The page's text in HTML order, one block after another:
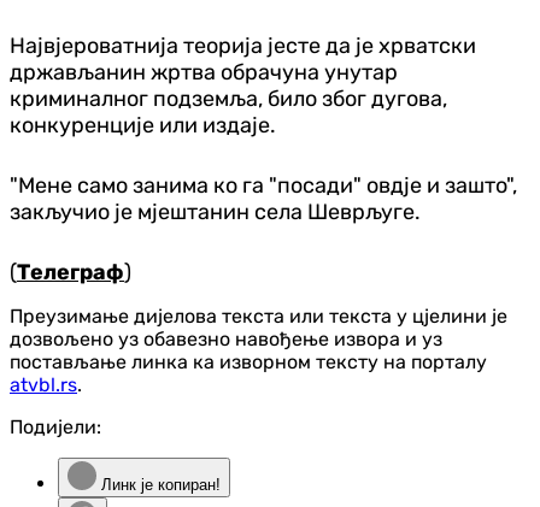
Највјероватнија теорија јесте да је хрватски
држављанин жртва обрачуна унутар
криминалног подземља, било због дугова,
конкуренције или издаје.
"Мене само занима ко га "посади" овдје и зашто",
закључио је мјештанин села Шеврљуге.
(Телеграф)
Преузимање дијелова текста или текста у цјелини је
дозвољено уз обавезно навођење извора и уз
постављање линка ка изворном тексту на порталу
atvbl.rs.
Подијели:
Линк је копиран!